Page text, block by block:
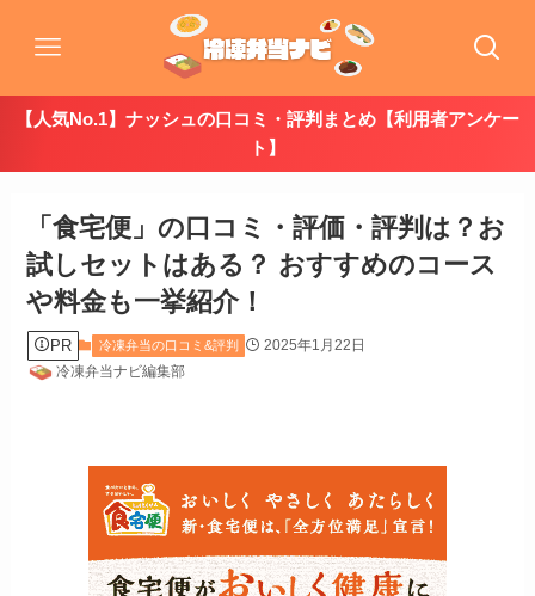
【人気No.1】ナッシュの口コミ・評判まとめ【利用者アンケー
ト】
「食宅便」の口コミ・評価・評判は？お
試しセットはある？ おすすめのコース
や料金も一挙紹介！
PR 冷凍弁当の口コミ&評判
2025年1月22日
冷凍弁当ナビ編集部